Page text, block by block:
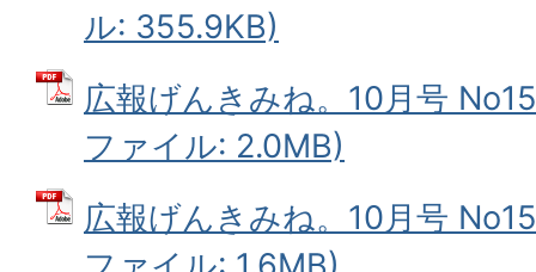
ル: 355.9KB)
広報げんきみね。10月号
ファイル: 2.0MB)
広報げんきみね。10月号